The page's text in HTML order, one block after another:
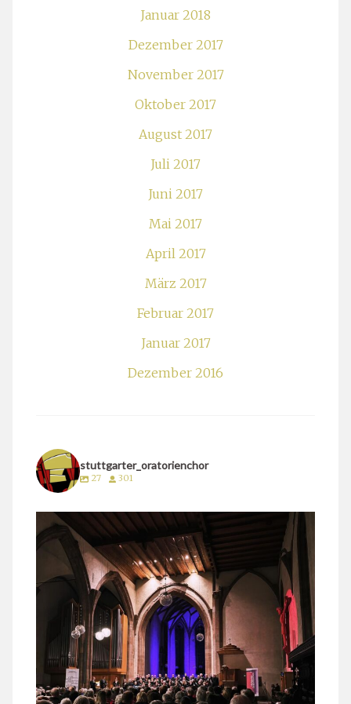
Januar 2018
Dezember 2017
November 2017
Oktober 2017
August 2017
Juli 2017
Juni 2017
Mai 2017
April 2017
März 2017
Februar 2017
Januar 2017
Dezember 2016
stuttgarter_oratorienchor
27 301
stuttgarter_oratorienchor
März 24